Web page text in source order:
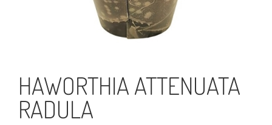
HAWORTHIA ATTENUATA
RADULA